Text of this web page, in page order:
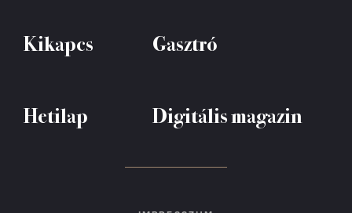
Kikapcs Gasztró
Hetilap Digitális magazin